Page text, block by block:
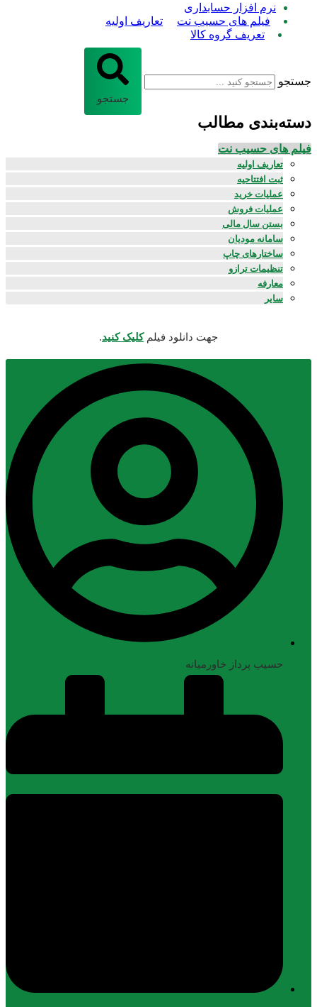
نرم افزار حسابداری
فیلم های حسیب نت
تعاریف اولیه
تعریف گروه کالا
جستجو
جستجو
دسته‌بندی مطالب
فیلم های حسیب نت
تعاریف اولیه
ثبت افتتاحیه
عملیات خرید
عملیات فروش
بستن سال مالی
سامانه مودیان
ساختارهای چاپ
تنظیمات ترازو
معارفه
سایر
جهت دانلود فیلمکلیک کنید.
حسیب پرداز خاورمیانه